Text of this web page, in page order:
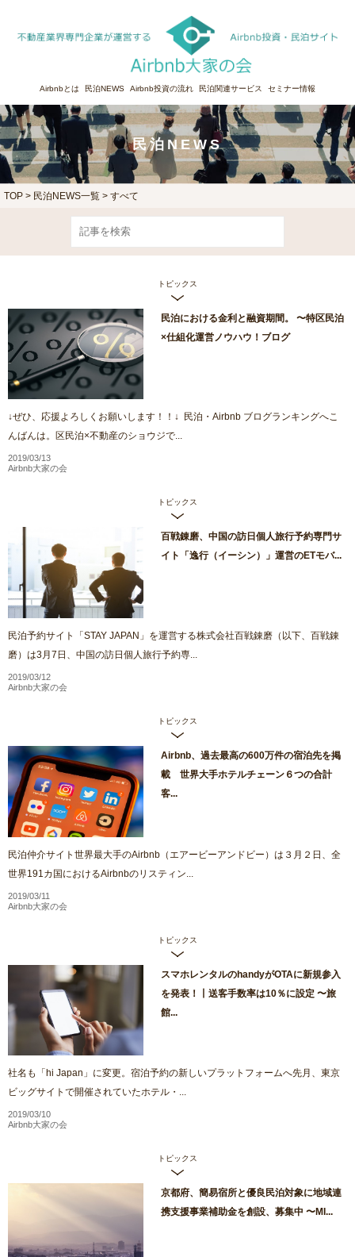
Airbnbとは 民泊NEWS Airbnb投資の流れ 民泊関連サービス セミナー情報
民泊NEWS
TOP > 民泊NEWS一覧 > すべて
トピックス
民泊における金利と融資期間。 〜特区民泊
×仕組化運営ノウハウ！ブログ
↓ぜひ、応援よろしくお願いします！！↓ 民泊・Airbnb ブログランキングへこ
んばんは。区民泊×不動産のショウジで...
2019/03/13
Airbnb大家の会
トピックス
百戦錬磨、中国の訪日個人旅行予約専門サ
イト「逸行（イーシン）」運営のETモバ...
民泊予約サイト「STAY JAPAN」を運営する株式会社百戦錬磨（以下、百戦錬
磨）は3月7日、中国の訪日個人旅行予約専...
2019/03/12
Airbnb大家の会
トピックス
Airbnb、過去最高の600万件の宿泊先を掲
載 世界大手ホテルチェーン６つの合計
客...
民泊仲介サイト世界最大手のAirbnb（エアービーアンドビー）は３月２日、全
世界191カ国におけるAirbnbのリスティン...
2019/03/11
Airbnb大家の会
トピックス
スマホレンタルのhandyがOTAに新規参入
を発表！丨送客手数率は10％に設定 〜旅
館...
社名も「hi Japan」に変更。宿泊予約の新しいプラットフォームへ先月、東京
ビッグサイトで開催されていたホテル・...
2019/03/10
Airbnb大家の会
トピックス
京都府、簡易宿所と優良民泊対象に地域連
携支援事業補助金を創設、募集中 〜MI...